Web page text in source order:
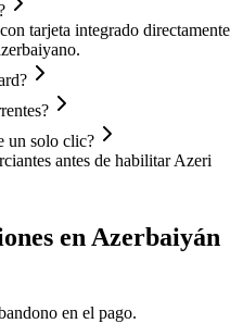
tarjeta integrado directamente
un solo clic?
antes de habilitar Azeri
en Azerbaiyán
en el pago.